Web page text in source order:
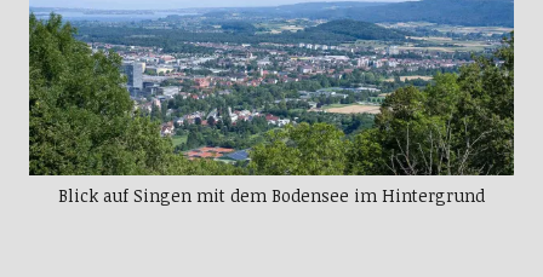
Blick auf Singen mit dem Bodensee im Hintergrund